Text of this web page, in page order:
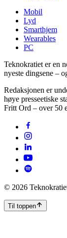
Mobil
Lyd
Smarthjem
Wearables
PC
Teknokratiet er en
nyeste dingsene –
Redaksjonen er
høye presseetiske
Fritt Ord – over 50
© 2026
Til toppen